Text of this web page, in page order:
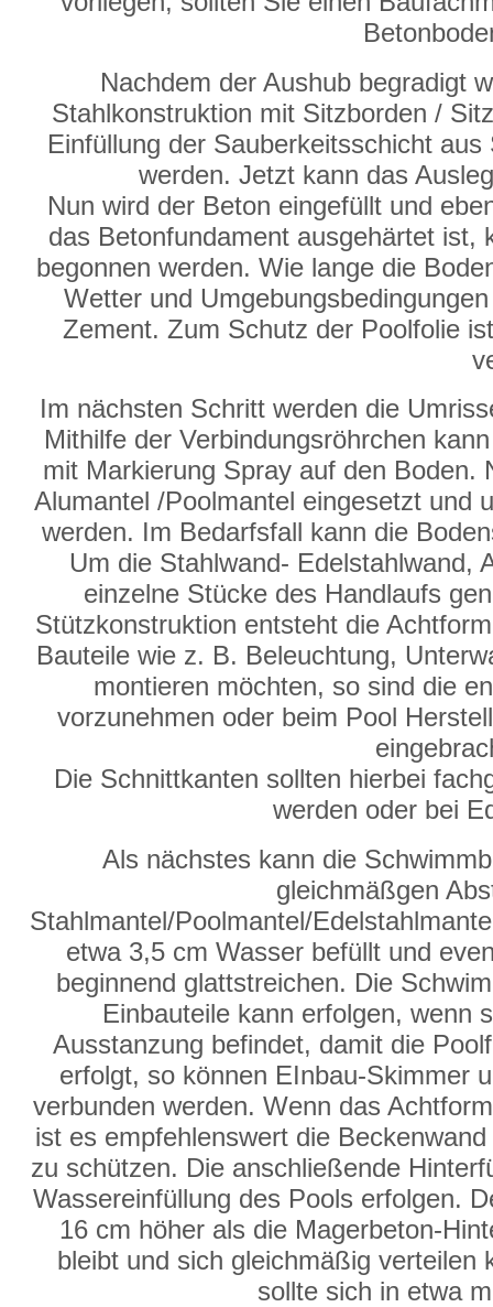
Nachdem der Aushub begradigt
Stahlkonstruktion mit Sitzborden /
Einfüllung der Sauberkeitsschicht
werden. Jetzt kann das
Nun wird der Beton eingefüllt und
das Betonfundament ausgehärtet ist,
begonnen werden. Wie lange die
Wetter und
Zement. Zum Schutz der Poolfolie
Im nächsten Schritt werden die
Mithilfe der Verbindungsröhrchen
mit Markierung Spray auf den Boden.
Alumantel /Poolmantel eingesetzt und
werden. Im Bedarfsfall kann die
Um die Stahlwand- Edelstahlwand,
einzelne Stücke des Handlaufs
Stützkonstruktion entsteht die
Bauteile wie z. B. Beleuchtung,
montieren möchten, so sind die
vorzunehmen oder beim Pool
Die Schnittkanten sollten hierbei
werden oder bei
Als nächstes kann die
gleichmäßgen
Stahlmantel/Poolmantel/
etwa 3,5 cm Wasser befüllt und
beginnend glattstreichen. Die
Einbauteile kann erfolgen, wenn
Ausstanzung befindet, damit die
erfolgt, so können EInbau-Skimmer
verbunden werden. Wenn das
ist es empfehlenswert die
zu schützen. Die anschließende
Wassereinfüllung des Pools erfolgen.
16 cm höher als die Magerbeton-
bleibt und sich gleichmäßig verteilen
sollte sich in etwa